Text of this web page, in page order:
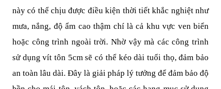
này có thể chịu được điều kiện thời tiết khắc nghiệt như
mưa, nắng, độ ẩm cao thậm chí là cả khu vực ven biển
hoặc công trình ngoài trời. Nhờ vậy mà các công trình
sử dụng vít tôn 5cm sẽ có thể kéo dài tuổi thọ, đảm bảo
an toàn lâu dài. Đây là giải pháp lý tưởng để đảm bảo độ